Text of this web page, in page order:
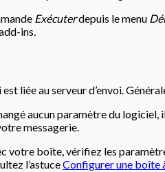
Exécuterdepuis le menu
ins.
liée au serveur d’envoi.
aucun paramètre du
messagerie.
votre boîte, vérifiez les
l’astuceConfigurer une boîte